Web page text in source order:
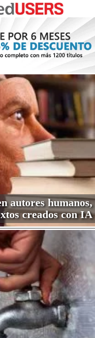
autores humanos,
creados con IA